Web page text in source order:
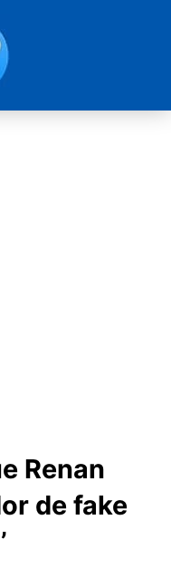
Renan
de fake